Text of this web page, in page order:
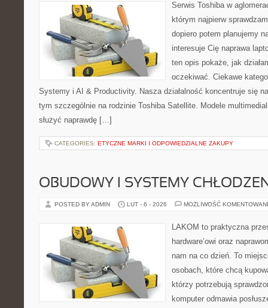
Serwis Toshiba w
którym najpierw
dopiero potem planujemy
interesuje Cię naprawa
ten opis pokaże, jak
oczekiwać. Ciekawe
Systemy i AI & Productivity. Nasza działalność koncentruje się
tym szczególnie na rodzinie Toshiba Satellite. Modele
służyć naprawdę […]
CATEGORIES: ETYCZNE MARKI I ODPOWIEDZIALNE ZAKUPY
OBUDOWY I SYSTEMY
POSTED BY ADMIN LUT - 6 - 2026 MOŻLIWOŚĆ
LAKOM to praktyczna
hardware’owi oraz
nam na co dzień. To
osobach, które chcą
którzy potrzebują
komputer odmawia